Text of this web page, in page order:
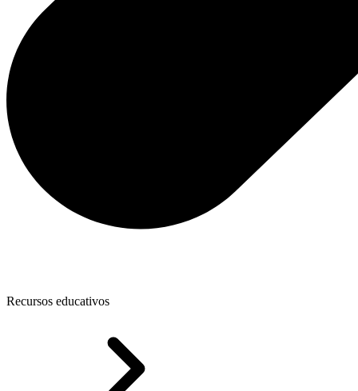
Recursos educativos